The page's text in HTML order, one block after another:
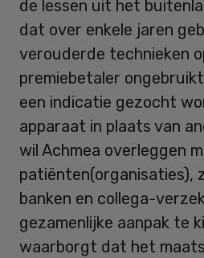
de lessen uit het
dat over enkele jaren
verouderde technieken
premiebetaler
een indicatie gezocht
apparaat in plaats van
wil Achmea overleggen
patiënten(organisaties),
banken en collega-
gezamenlijke aanpak te
waarborgt dat het